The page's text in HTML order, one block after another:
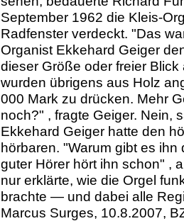
September 1962 die Kleis-
Radfenster verdeckt. "Das
Organist Ekkehard Geiger
dieser Größe oder freier
wurden übrigens aus Holz
000 Mark zu drücken. Mehr
noch?" , fragte Geiger. Nein,
Ekkehard Geiger hatte den
hörbaren. "Warum gibt es
guter Hörer hört ihn schon" ,
nur erklärte, wie die Orgel
brachte — und dabei alle
Marcus Surges, 10.8.2007,